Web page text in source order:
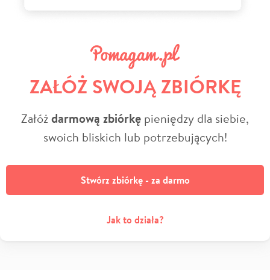
ZAŁÓŻ SWOJĄ ZBIÓRKĘ
Załóżdarmową zbiórkę pieniędzy dla siebie,
swoich bliskich lub potrzebujących!
Stwórz zbiórkę - za darmo
Jak to działa?